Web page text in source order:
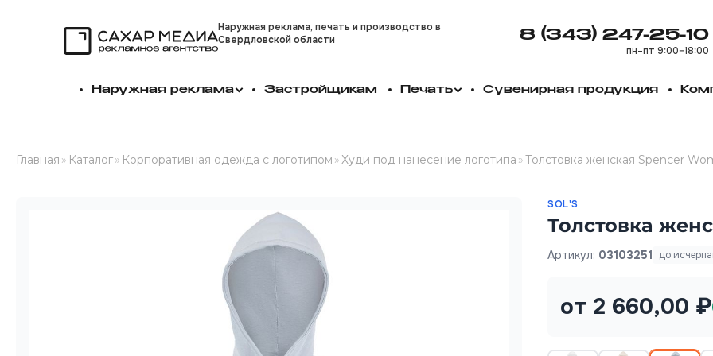
Наружная реклама, печать и производство в
Свердловской области
8 (343) 247-25-10
пн–пт 9:00–18:00
Наружная реклама Застройщикам Печать Сувенирная продукция
Главная » Каталог» Корпоративная одежда с логотипом »Худи под нанесение логотипа »Толстовка женская Spencer
SOL'S
Толстовка
Артикул: 03103251 до
от 2 660,00 ₽